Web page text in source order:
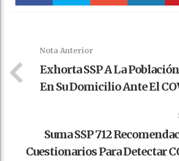
Nota Anterior
Exhorta SSP A La
En Su Domicilio Ante El
Suma SSP 712
Cuestionarios Para Detectar